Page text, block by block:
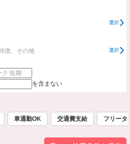
選択
徴、その他 選択
を含まない
車通勤OK 交通費支給 フリータ